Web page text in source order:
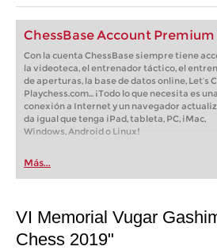
ChessBase Account Premium
Con la cuenta ChessBase siempre tiene
la videoteca, el entrenador táctico, el
de aperturas, la base de datos online, Let’s
Playchess.com... ¡Todo lo que necesita es una
conexión a Internet y un navegador
da igual que tenga iPad, tableta, PC, iMac,
Windows, Android o Linux!
Más...
VI Memorial Vugar
Chess 2019"